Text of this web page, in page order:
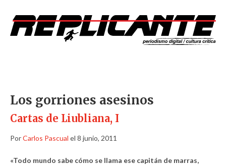
Los gorriones asesinos
Cartas de Liubliana, I
PorCarlos Pascual el 8 junio, 2011
«Todo mundo sabe cómo se llama ese capitán de marras,